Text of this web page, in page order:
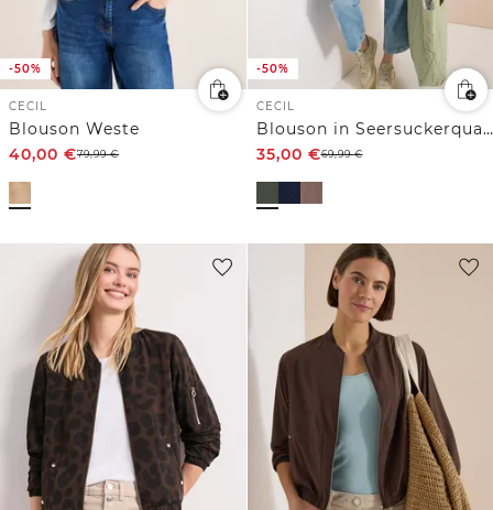
-50%
CECIL
Blouson Weste
40,00 €79,99€
-50%
CECIL
Blouson in Seersuckerqualität mit Zipper
35,00 €69,99€